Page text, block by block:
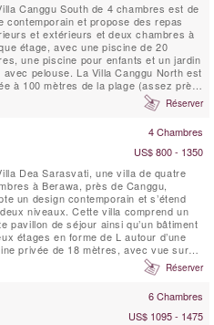
Canggu South de 4 chambres est de
contemporain et propose des repas
et extérieurs et deux chambres à
étage, avec une piscine de 20
une piscine pour enfants et un jardin
avec pelouse. La Villa Canggu North est
à 100 mètres de la plage (assez près
entendre les vagues) près de Canggu,
évolue rapidement pour devenir la scène
bien adaptée aux groupes d'amis ou ...
Réserver
4 Chambres
US$ 800 - 1350
Dea Sarasvati, une villa de quatre
à Berawa, près de Canggu,
un design contemporain et s’étend
niveaux. Cette villa comprend un
pavillon de séjour ainsi qu’un bâtiment
étages en forme de L autour d’une
privée de 18 mètres, avec vue sur
rizières. Le pavillon principal ouvert
un espace salon formel avec
sur les côtés, une salle à manger et,
Réserver
6 Chambres
US$ 1095 - 1475